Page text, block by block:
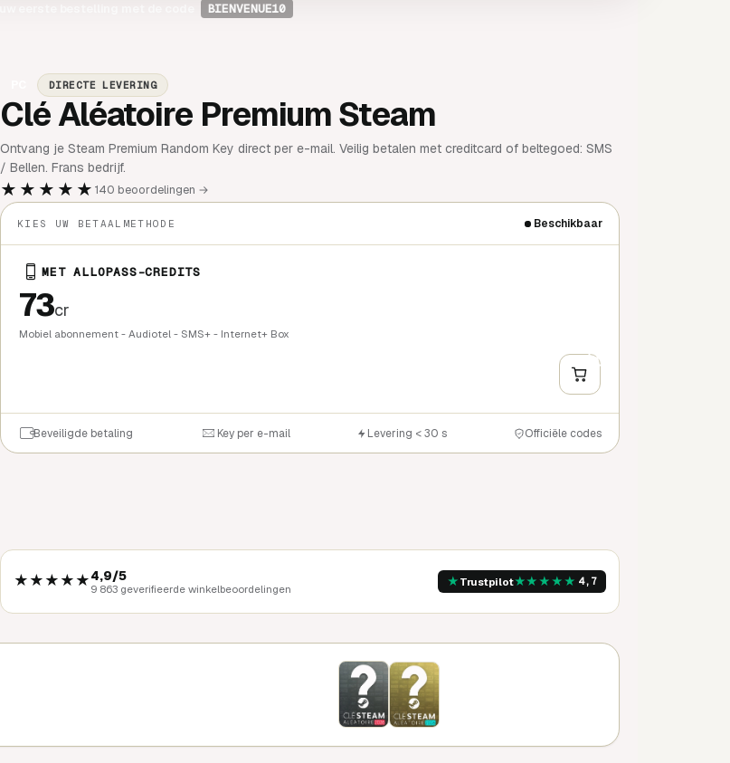
BIENVENUE10
DIRECTE LEVERING
Clé Aléatoire Premium Steam
Ontvang je Steam Premium Random Key direct per e-mail. Veilig betalen met creditcard of beltegoed: SMS
/ Bellen. Frans bedrijf.
★★★★★140 beoordelingen →
KIES UW BETAALMETHODE Beschikbaar
MET ALLOPASS-CREDITS
73cr
Mobiel abonnement - Audiotel - SMS+ - Internet+ Box
+
Beveiligde betaling Key per e-mail Levering < 30 s Officiële codes
★★★★★4,9/5
9 863 geverifieerde winkelbeoordelingen ★ Trustpilot★★★★★ 4,7